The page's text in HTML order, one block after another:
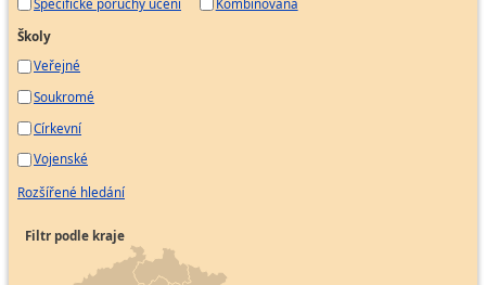
Školy
Veřejné
Soukromé
Církevní
Vojenské
Rozšířené hledání
Filtr podle kraje